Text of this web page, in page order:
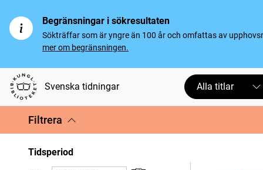
Begränsningar i sökresultaten
Sökträffar som är yngre än 100 år och omfattas av
mer om begränsningen.
Svenska tidningar Alla titlar
Filtrera
Tidsperiod